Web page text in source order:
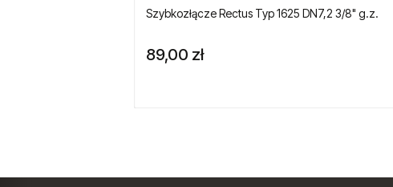
Szybkozłącze Rectus Typ 1625 DN7,2 3/8" g.z.
89,00 zł